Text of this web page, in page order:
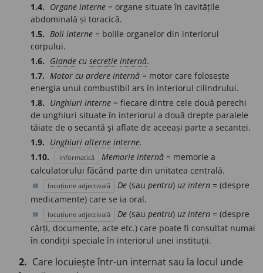
1.4. Organe interne = organe situate în cavitățile
abdominală și toracică.
1.5. Boli interne = bolile organelor din interiorul
corpului.
1.6. Glande cu secreție internă.
1.7. Motor cu ardere internă = motor care folosește
energia unui combustibil ars în interiorul cilindrului.
1.8. Unghiuri interne = fiecare dintre cele două perechi
de unghiuri situate în interiorul a două drepte paralele
tăiate de o secantă și aflate de aceeași parte a secantei.
1.9. Unghiuri alterne interne.
1.10.
informatică Memorie internă= memorie a
calculatorului făcând parte din unitatea centrală.
locuțiune adjectivală De (sau pentru) uz intern = (despre
medicamente) care se ia oral.
locuțiune adjectivală De (sau pentru) uz intern = (despre
cărți, documente, acte etc.) care poate fi consultat numai
în condiții speciale în interiorul unei instituții.
2. Care locuiește într-un internat sau la locul unde